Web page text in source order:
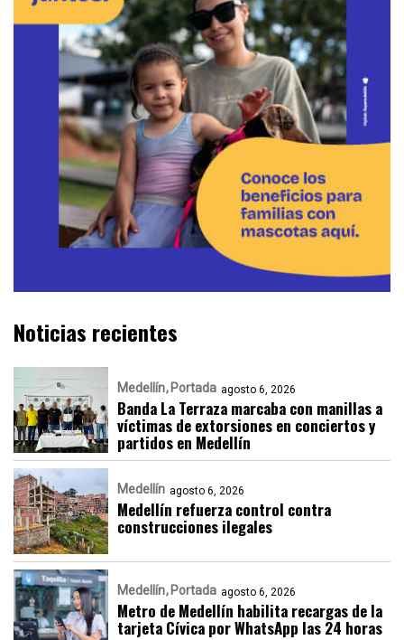
Noticias recientes
Medellín Portada agosto 6, 2026
Banda La Terraza marcaba con manillas a
víctimas de extorsiones en conciertos y
partidos en Medellín
Medellín agosto 6, 2026
Medellín refuerza control contra
construcciones ilegales
Medellín Portada agosto 6, 2026
Metro de Medellín habilita recargas de la
tarjeta Cívica por WhatsApp las 24 horas